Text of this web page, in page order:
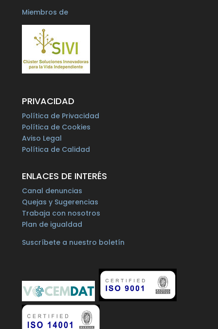
Miembros de
PRIVACIDAD
Política de Privacidad
Política de Cookies
Aviso Legal
Política de Calidad
ENLACES DE INTERÉS
Canal denuncias
Quejas y Sugerencias
Trabaja con nosotros
Plan de igualdad
Suscríbete a nuestro boletín